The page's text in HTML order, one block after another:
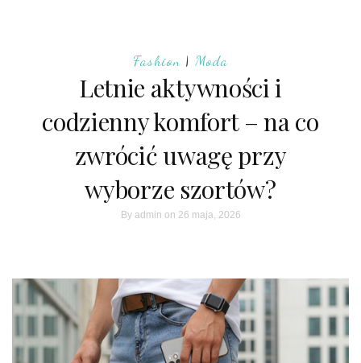
Fashion | Moda
Letnie aktywności i
codzienny komfort – na co
zwrócić uwagę przy
wyborze szortów?
By admin on 26 maja, 2026